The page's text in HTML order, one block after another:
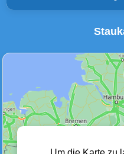
Unfälle & Warnungen
Wetter Warnungen